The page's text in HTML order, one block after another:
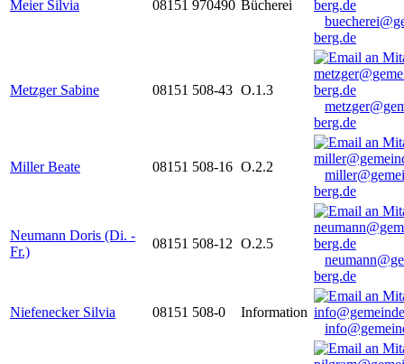
Meier Silvia 08151 970490 Bücherei
berg.de
Metzger Sabine 08151 508-43 O.1.3
berg.de
Miller Beate 08151 508-16 O.2.2
berg.de
Neumann Doris (Di. -
Fr.)
08151 508-12 O.2.5
berg.de
Niefenecker Silvia 08151 508-0
Information